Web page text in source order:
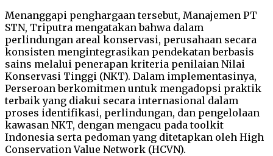
Menanggapi penghargaan tersebut, Manajemen PT
STN, Triputra mengatakan bahwa dalam
perlindungan areal konservasi, perusahaan secara
konsisten mengintegrasikan pendekatan berbasis
sains melalui penerapan kriteria penilaian Nilai
Konservasi Tinggi (NKT). Dalam implementasinya,
Perseroan berkomitmen untuk mengadopsi praktik
terbaik yang diakui secara internasional dalam
proses identifikasi, perlindungan, dan pengelolaan
kawasan NKT, dengan mengacu pada toolkit
Indonesia serta pedoman yang ditetapkan oleh High
Conservation Value Network (HCVN).